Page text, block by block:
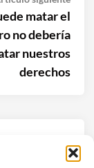
matar el
no debería
nuestros
derechos